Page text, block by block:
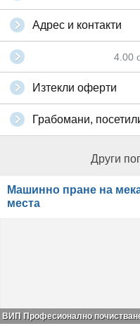
Адрес и контакти
4.00
Изтекли оферти
Грабомани,
Други
Машинно пране на
места
ВИП Професионално